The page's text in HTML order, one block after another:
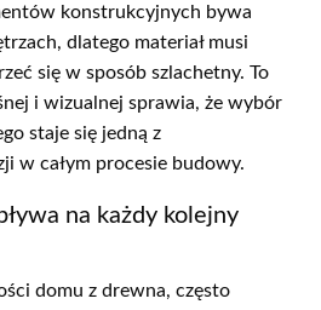
konstrukcyjnych bywa
dlatego materiał musi
się w sposób szlachetny. To
i wizualnej sprawia, że wybór
staje się jedną z
w całym procesie budowy.
na każdy kolejny
domu z drewna, często